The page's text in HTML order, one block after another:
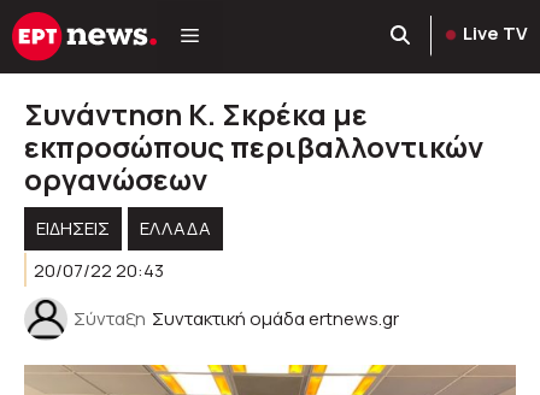
Μετάβαση
σε
Live TV
Συνάντηση Κ. Σκρέκα με
εκπροσώπους περιβαλλοντικών
οργανώσεων
ΕΙΔΗΣΕΙΣ
ΕΛΛΑΔΑ
20/07/22 20:43
Σύνταξη Συντακτική ομάδα ertnews.gr